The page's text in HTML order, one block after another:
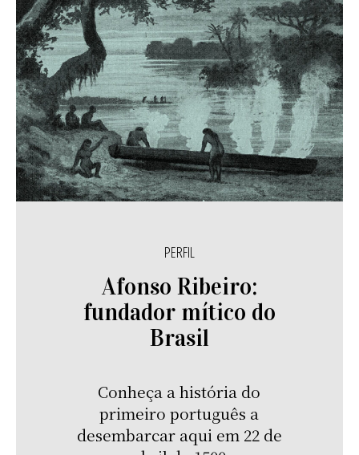
PERFIL
Afonso Ribeiro:
fundador mítico do
Brasil
Conheça a história do
primeiro português a
desembarcar aqui em 22 de